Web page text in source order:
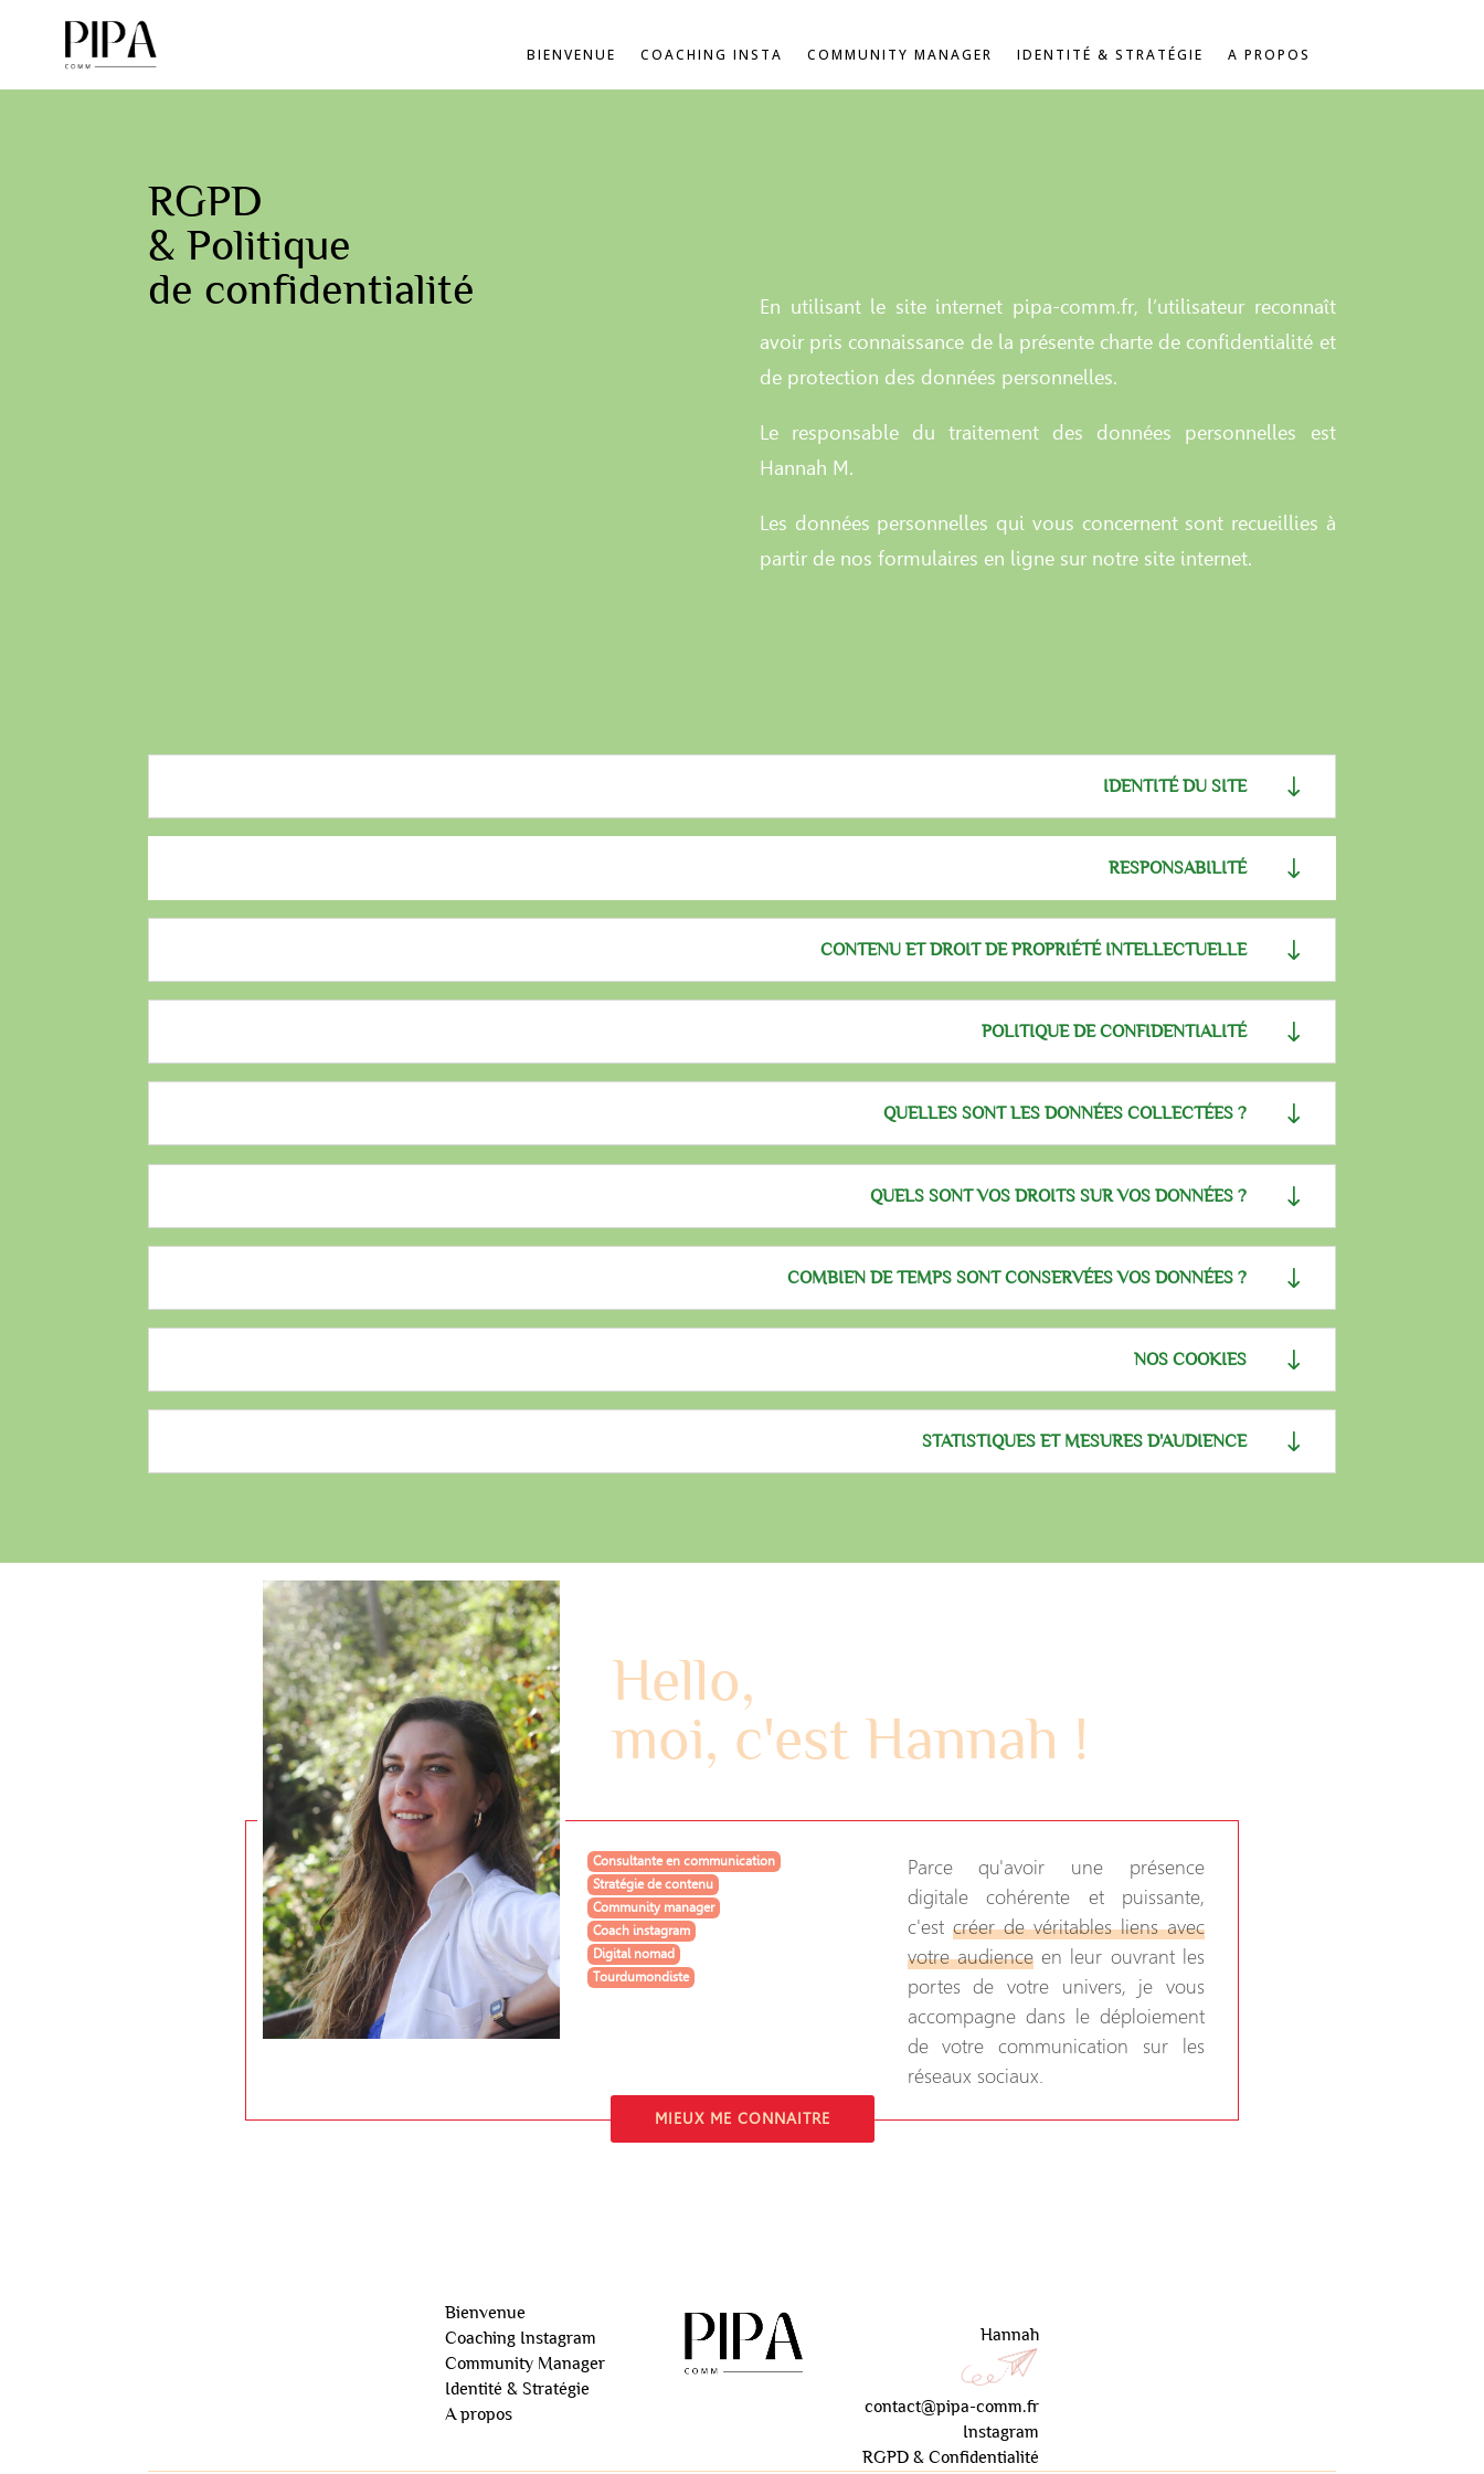
BIENVENUE COACHING INSTA COMMUNITY MANAGER IDENTITÉ & STRATÉGIE A PROPOS
RGPD
& Politique
de confidentialité
En utilisant le site internet pipa-comm.fr, l’utilisateur reconnaît
avoir pris connaissance de la présente charte de confidentialité et
de protection des données personnelles.
Le responsable du traitement des données personnelles est
Hannah M.
Les données personnelles qui vous concernent sont recueillies à
partir de nos formulaires en ligne sur notre site internet.
IDENTITÉ DU SITE
RESPONSABILITÉ
CONTENU ET DROIT DE PROPRIÉTÉ INTELLECTUELLE
POLITIQUE DE CONFIDENTIALITÉ
QUELLES SONT LES DONNÉES COLLECTÉES ?
QUELS SONT VOS DROITS SUR VOS DONNÉES ?
COMBIEN DE TEMPS SONT CONSERVÉES VOS DONNÉES ?
NOS COOKIES
STATISTIQUES ET MESURES D'AUDIENCE
Hello,
moi, c'est Hannah !
Consultante en communication
Stratégie de contenu
Community manager
Coach instagram
Digital nomad
Tourdumondiste
Parce qu'avoir une présence
digitale cohérente et puissante,
c'est créer de véritables liens avec
votre audienceen leur ouvrant les
portes de votre univers, je vous
accompagne dans le déploiement
de votre communication sur les
réseaux sociaux.
MIEUX ME CONNAITRE
Bienvenue
Coaching Instagram
Community Manager
Identité & Stratégie
A propos
Hannah
contact@pipa-comm.fr
Instagram
RGPD & Confidentialité